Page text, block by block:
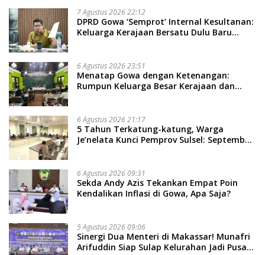
7 Agustus 2026 22:12
DPRD Gowa ‘Semprot’ Internal Kesultanan:
Keluarga Kerajaan Bersatu Dulu Baru
6 Agustus 2026 23:51
Menatap Gowa dengan Ketenangan:
Rumpun Keluarga Besar Kerajaan dan
Soal Adat dan Adab
6 Agustus 2026 21:17
5 Tahun Terkatung-katung, Warga
Je’nelata Kunci Pemprov Sulsel: September
6 Agustus 2026 09:31
Sekda Andy Azis Tekankan Empat Poin
Kendalikan Inflasi di Gowa, Apa Saja?
5 Agustus 2026 09:06
Sinergi Dua Menteri di Makassar! Munafri
Arifuddin Siap Sulap Kelurahan Jadi Pusat